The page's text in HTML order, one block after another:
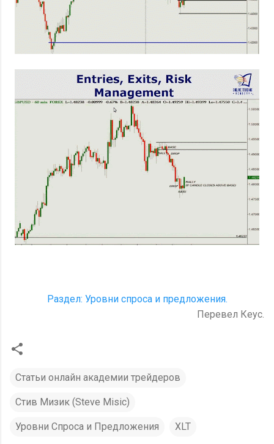
Раздел: Уровни спроса и предложения.
Перевел Кеус.
Статьи онлайн академии трейдеров
Стив Мизик (Steve Misic)
Уровни Спроса и Предложения XLT